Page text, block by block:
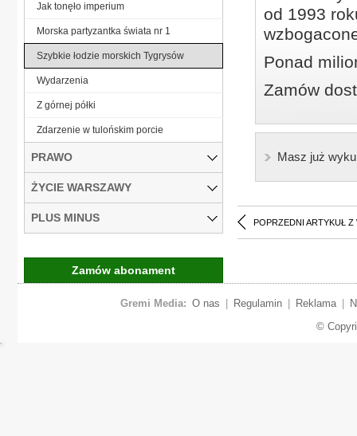
od 1993
Ponad
Zamów
Masz już
POPRZEDNI ARTYKUŁ Z
Jak tonęło imperium
Morska partyzantka świata nr 1
Szybkie łodzie morskich Tygrysów
Wydarzenia
Z górnej półki
Zdarzenie w tulońskim porcie
PRAWO
ŻYCIE WARSZAWY
PLUS MINUS
Zamów abonament
Gremi Media: O nas Regulamin Reklama
©